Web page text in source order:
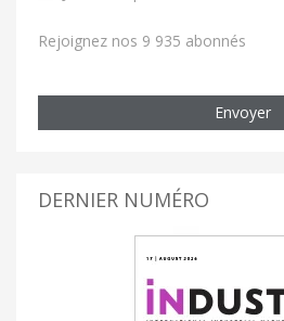
Rejoignez nos 9 935 abonnés
Envoyer
DERNIER NUMÉRO